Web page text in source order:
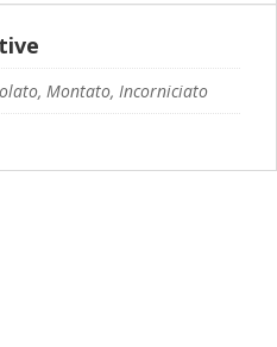
Montato, Incorniciato